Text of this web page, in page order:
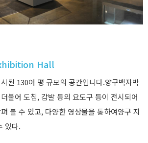
Hall
된 130여 평 규모의 공간입니다.양구백자박
불어 도침, 갑발 등의 요도구 등이 전시되어
볼 수 있고, 다양한 영상물을 통하여양구 지
있다.